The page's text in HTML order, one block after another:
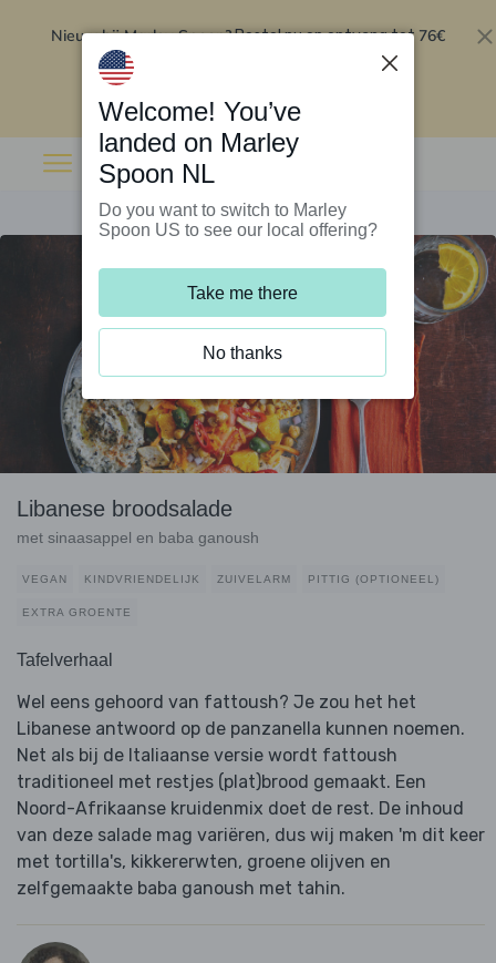
Nieuw bij Marley Spoon?Bestel nu en ontvang tot 76€
Libanese broodsalade
met sinaasappel en baba ganoush
VEGAN KINDVRIENDELIJK ZUIVELARM PITTIG (OPTIONEEL)
EXTRA GROENTE
Tafelverhaal
Wel eens gehoord van fattoush? Je zou het het
Libanese antwoord op de panzanella kunnen noemen.
Net als bij de Italiaanse versie wordt fattoush
traditioneel met restjes (plat)brood gemaakt. Een
Noord-Afrikaanse kruidenmix doet de rest. De inhoud
van deze salade mag variëren, dus wij maken 'm dit keer
met tortilla's, kikkererwten, groene olijven en
zelfgemaakte baba ganoush met tahin.
Welcome! You’ve
landed on Marley
Spoon NL
Do you want to switch to Marley
Spoon US to see our local offering?
Take me there
No thanks